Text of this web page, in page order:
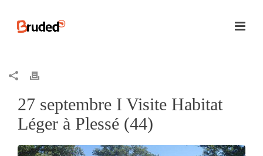
27 septembre I Visite Habitat
Léger à Plessé (44)